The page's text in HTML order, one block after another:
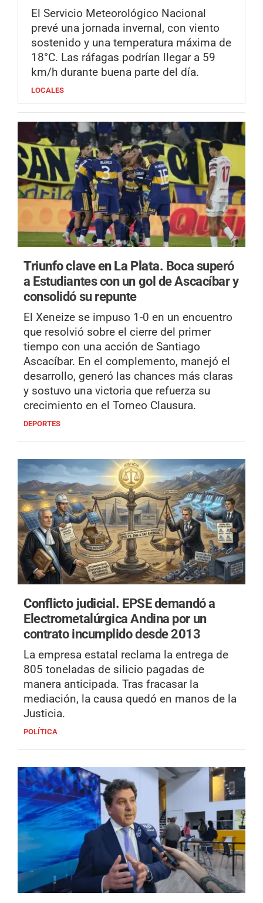
El Servicio Meteorológico Nacional
prevé una jornada invernal, con viento
sostenido y una temperatura máxima de
18°C. Las ráfagas podrían llegar a 59
km/h durante buena parte del día.
LOCALES
Triunfo clave en La Plata. Boca superó
a Estudiantes con un gol de Ascacíbar y
consolidó su repunte
El Xeneize se impuso 1-0 en un encuentro
que resolvió sobre el cierre del primer
tiempo con una acción de Santiago
Ascacíbar. En el complemento, manejó el
desarrollo, generó las chances más claras
y sostuvo una victoria que refuerza su
crecimiento en el Torneo Clausura.
DEPORTES
Conflicto judicial. EPSE demandó a
Electrometalúrgica Andina por un
contrato incumplido desde 2013
La empresa estatal reclama la entrega de
805 toneladas de silicio pagadas de
manera anticipada. Tras fracasar la
mediación, la causa quedó en manos de la
Justicia.
POLÍTICA